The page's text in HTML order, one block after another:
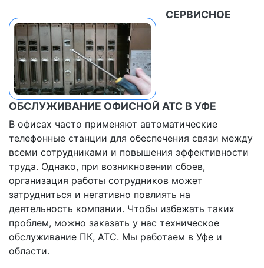
СЕРВИСНОЕ
ОБСЛУЖИВАНИЕ ОФИСНОЙ АТС В УФЕ
В офисах часто применяют автоматические
телефонные станции для обеспечения связи между
всеми сотрудниками и повышения эффективности
труда. Однако, при возникновении сбоев,
организация работы сотрудников может
затрудниться и негативно повлиять на
деятельность компании. Чтобы избежать таких
проблем, можно заказать у нас техническое
обслуживание ПК, АТС. Мы работаем в Уфе и
области.